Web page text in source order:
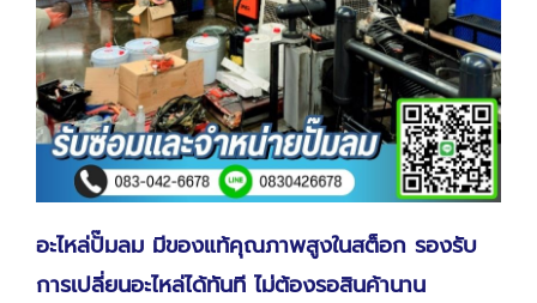
อะไหล่ปั๊มลม มีของแท้คุณภาพสูงในสต็อก รองรับ
การเปลี่ยนอะไหล่ได้ทันที ไม่ต้องรอสินค้านาน